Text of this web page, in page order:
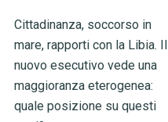
Cittadinanza, soccorso in
mare, rapporti con la Libia. Il
nuovo esecutivo vede una
maggioranza eterogenea:
quale posizione su questi